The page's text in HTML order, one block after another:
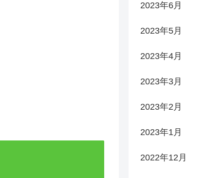
2023年6月
2023年5月
2023年4月
2023年3月
2023年2月
2023年1月
2022年12月